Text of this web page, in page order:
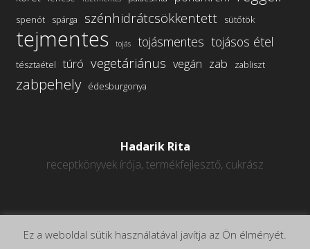
spenót spárga szénhidrátcsökkentett sütőtök
tejmentes tojás tojásmentes tojásos étel
tésztaétel túró vegetáriánus vegán zab zabliszt
zabpehely édesburgonya
Hadarik Rita
receptkönyvek írója, termékfejlesztő, cukrász
Ez a weboldal sütik használatával javítja az Ön élményét.